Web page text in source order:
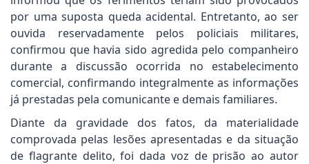
por uma suposta queda acidental. Entretanto, ao ser
ouvida reservadamente pelos policiais militares,
confirmou que havia sido agredida pelo companheiro
durante a discussão ocorrida no estabelecimento
comercial, confirmando integralmente as informações
já prestadas pela comunicante e demais familiares.
Diante da gravidade dos fatos, da materialidade
comprovada pelas lesões apresentadas e da situação
de flagrante delito, foi dada voz de prisão ao autor